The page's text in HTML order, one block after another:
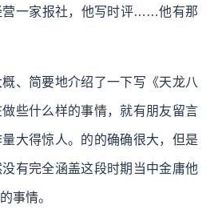
营一家报社，他写时评……他有那
概、简要地介绍了一下写《天龙八
些什么样的事情，就有朋友留言
大得惊人。的的确确很大，但是
有完全涵盖这段时期当中金庸他
事情。